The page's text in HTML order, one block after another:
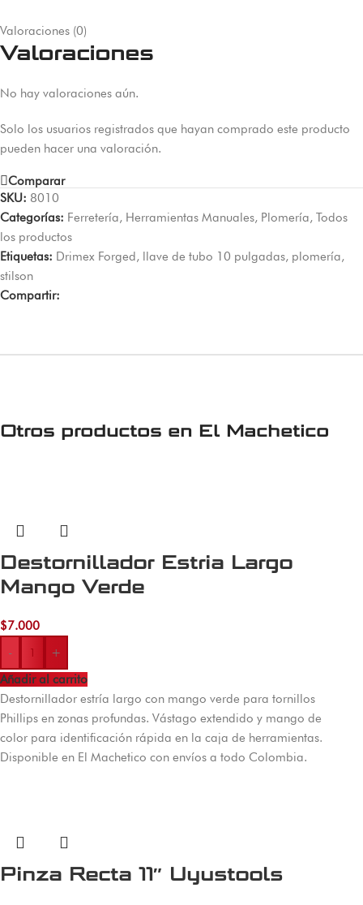
Valoraciones (0)
Valoraciones
No hay valoraciones aún.
Solo los usuarios registrados que hayan comprado este producto
pueden hacer una valoración.
Comparar
SKU: 8010
Categorías: Ferretería, Herramientas Manuales, Plomería, Todos
los productos
Etiquetas: Drimex Forged, llave de tubo 10 pulgadas, plomería,
stilson
Compartir:
Otros productos en El Machetico
Destornillador Estria Largo
Mango Verde
$7.000
-
+
Añadir al carrito
Destornillador estría largo con mango verde para tornillos
Phillips en zonas profundas. Vástago extendido y mango de
color para identificación rápida en la caja de herramientas.
Disponible en El Machetico con envíos a todo Colombia.
Pinza Recta 11″ Uyustools